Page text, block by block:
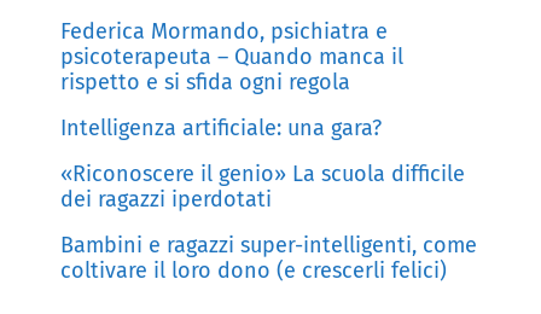
Federica Mormando, psichiatra e
psicoterapeuta – Quando manca il
rispetto e si sfida ogni regola
Intelligenza artificiale: una gara?
«Riconoscere il genio» La scuola difficile
dei ragazzi iperdotati
Bambini e ragazzi super-intelligenti, come
coltivare il loro dono (e crescerli felici)